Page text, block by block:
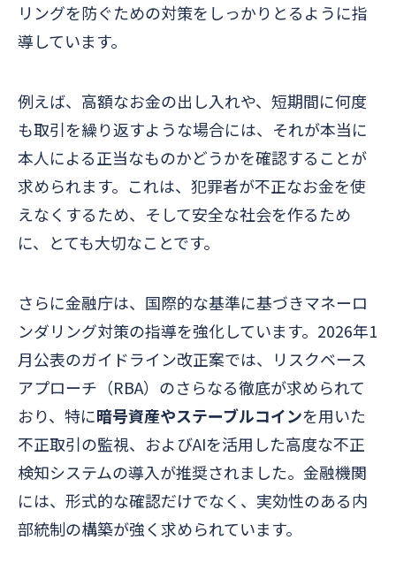
リングを防ぐための対策をしっかりとるように指
導しています。
例えば、高額なお金の出し入れや、短期間に何度
も取引を繰り返すような場合には、それが本当に
本人による正当なものかどうかを確認することが
求められます。これは、犯罪者が不正なお金を使
えなくするため、そして安全な社会を作るため
に、とても大切なことです。
さらに金融庁は、国際的な基準に基づきマネーロ
ンダリング対策の指導を強化しています。2026年1
月公表のガイドライン改正案では、リスクベース
アプローチ（RBA）のさらなる徹底が求められて
おり、特に暗号資産やステーブルコインを用いた
不正取引の監視、およびAIを活用した高度な不正
検知システムの導入が推奨されました。金融機関
には、形式的な確認だけでなく、実効性のある内
部統制の構築が強く求められています。